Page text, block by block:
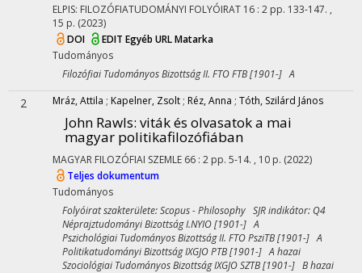
ELPIS: FILOZÓFIATUDOMÁNYI FOLYÓIRAT 16 : 2 pp. 133-147. ,
15 p. (2023)
DOI
EDIT Egyéb URLMatarka
Tudományos
Filozófiai Tudományos Bizottság II. FTO FTB [1901-] A
2 Mráz, Attila ; Kapelner, Zsolt ; Réz, Anna ; Tóth, Szilárd János
John Rawls: viták és olvasatok a mai
magyar politikafilozófiában
MAGYAR FILOZÓFIAI SZEMLE 66 : 2 pp. 5-14. , 10 p. (2022)
Teljes dokumentum
Tudományos
Folyóirat szakterülete: Scopus - Philosophy SJR indikátor: Q4
Néprajztudományi Bizottság I.NYIO [1901-] A
Pszichológiai Tudományos Bizottság II. FTO PsziTB [1901-] A
Politikatudományi Bizottság IXGJO PTB [1901-] A hazai
Szociológiai Tudományos Bizottság IXGJO SZTB [1901-] B hazai